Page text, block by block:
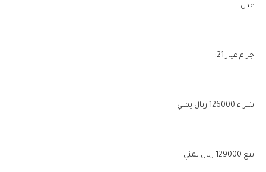
عدن
جرام عيار 21:
شراء 126000 ريال يمني
بيع 129000 ريال يمني